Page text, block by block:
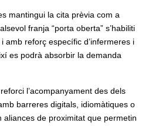
mantingui la cita prèvia com a
franja “porta oberta” s’habiliti
amb reforç específic d’infermeres i
es podrà absorbir la demanda
l’acompanyament des dels
barreres digitals, idiomàtiques o
de proximitat que permetin